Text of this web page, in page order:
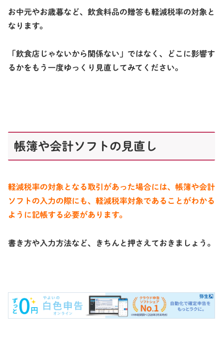
お中元やお歳暮など、飲食料品の贈答も軽減税率の対象と
なります。
「飲食店じゃないから関係ない」ではなく、どこに影響す
るかをもう一度ゆっくり見直してみてください。
帳簿や会計ソフトの見直し
軽減税率の対象となる取引があった場合には、帳簿や会計
ソフトの入力の際にも、 軽減税率対象であることがわかる
ように記帳する必要があります。
書き方や入力方法など、きちんと押さえておきましょう。